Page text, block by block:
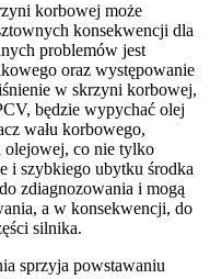
korbowej może
konsekwencji dla
problemów jest
oraz występowanie
w skrzyni korbowej,
będzie wypychać olej
wału korbowego,
co nie tylko
i szybkiego ubytku środka
zdiagnozowania i mogą
a w konsekwencji, do
silnika.
sprzyja powstawaniu